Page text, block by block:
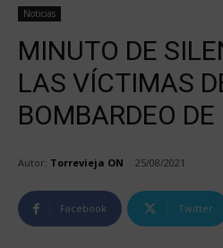
Noticias
MINUTO DE
LAS VÍCTIMAS
BOMBARDEO
Autor: Torrevieja ON 25/08/2021
Facebook Twitter